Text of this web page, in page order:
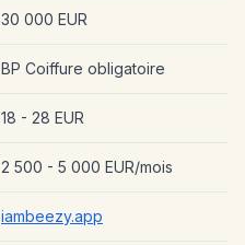
30 000 EUR
BP Coiffure obligatoire
18 - 28 EUR
2 500 - 5 000 EUR/mois
iambeezy.app